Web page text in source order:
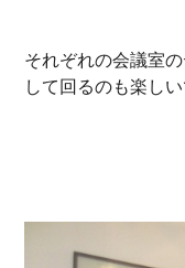
それぞれの会議室
して回るのも楽しい